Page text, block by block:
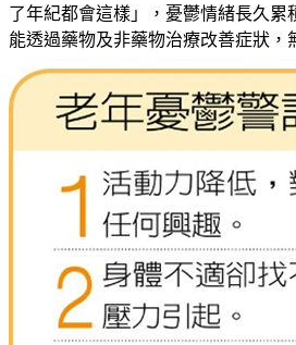
了年紀都會這樣」，憂鬱情緒長久累
能透過藥物及非藥物治療改善症狀，